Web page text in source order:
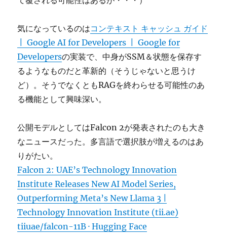
気になっているのはコンテキスト キャッシュ ガイド
| Google AI for Developers | Google for
Developersの実装で、中身がSSM＆状態を保存す
るようなものだと革新的（そうじゃないと思うけ
ど）。そうでなくともRAGを終わらせる可能性のあ
る機能として興味深い。
公開モデルとしてはFalcon 2が発表されたのも大き
なニュースだった。多言語で選択肢が増えるのはあ
りがたい。
Falcon 2: UAE’s Technology Innovation
Institute Releases New AI Model Series,
Outperforming Meta’s New Llama 3 |
Technology Innovation Institute (tii.ae)
tiiuae/falcon-11B · Hugging Face